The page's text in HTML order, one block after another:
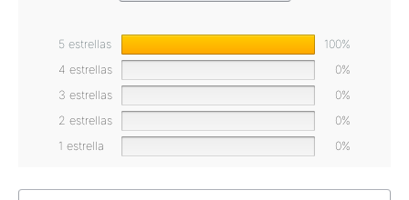
5 estrellas
100%
4 estrellas
0%
3 estrellas
0%
2 estrellas
0%
1 estrella
0%